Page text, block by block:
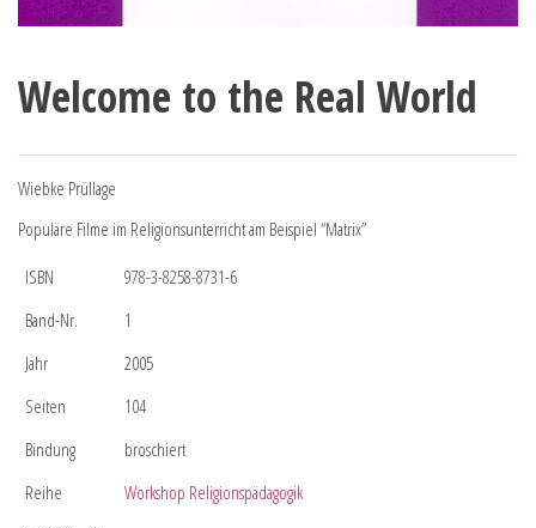
Welcome to the Real World
Wiebke Prüllage
Populäre Filme im Religionsunterricht am Beispiel “Matrix”
ISBN
978-3-8258-8731-6
Band-Nr.
1
Jahr
2005
Seiten
104
Bindung
broschiert
Reihe
Workshop Religionspädagogik